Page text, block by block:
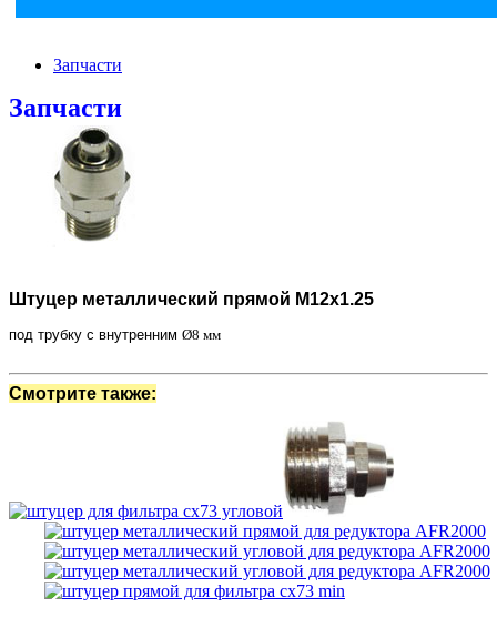
Запчасти
Запчасти
Штуцер металлический прямой М12х1.25
под трубку с внутренним Ø8 мм
Смотрите также: